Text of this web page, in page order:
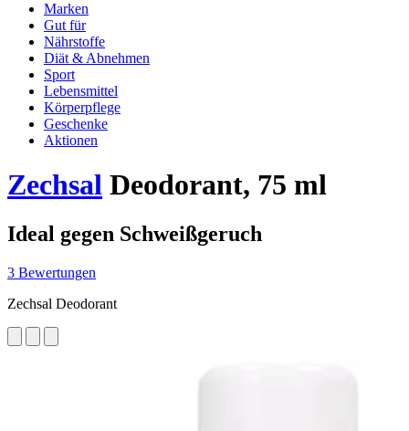
Marken
Gut für
Nährstoffe
Diät & Abnehmen
Sport
Lebensmittel
Körperpflege
Geschenke
Aktionen
Zechsal Deodorant, 75 ml
Ideal gegen Schweißgeruch
3 Bewertungen
Zechsal Deodorant